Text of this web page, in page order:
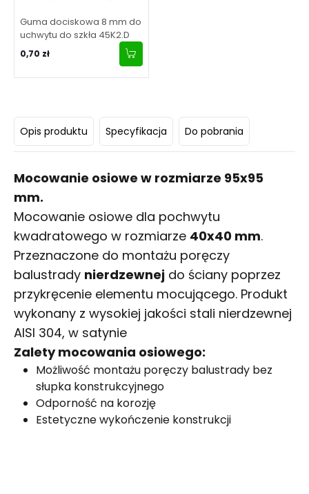
Guma dociskowa 8 mm do
uchwytu do szkła 45K2.D
0,70 zł
Opis produktu Specyfikacja Do pobrania
Mocowanie osiowe w rozmiarze 95x95
mm.
Mocowanie osiowe dla pochwytu
kwadratowego w rozmiarze 40x40 mm.
Przeznaczone do montażu poręczy
balustrady nierdzewnej do ściany poprzez
przykręcenie elementu mocującego. Produkt
wykonany z wysokiej jakości stali nierdzewnej
AISI 304, w satynie
Zalety mocowania osiowego:
Możliwość montażu poręczy balustrady bez
słupka konstrukcyjnego
Odporność na korozję
Estetyczne wykończenie konstrukcji